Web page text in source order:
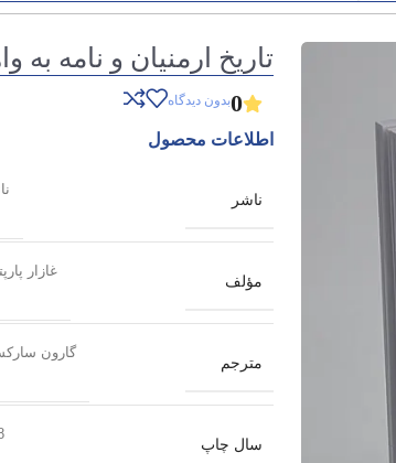
تاریخ ارمنیان و نامه به
0بدون دیدگاه
اطلاعات محصول
ناشر
مؤلف
غازار
مترجم
گارون
سال چاپ